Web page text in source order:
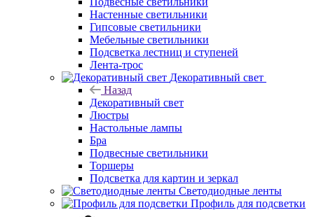
Настенные светильники
Гипсовые светильники
Мебельные светильники
Подсветка лестниц и ступеней
Лента-трос
Декоративный свет
Назад
Декоративный свет
Люстры
Настольные лампы
Бра
Подвесные светильники
Торшеры
Подсветка для картин и зеркал
Светодиодные ленты
Профиль для подсветки